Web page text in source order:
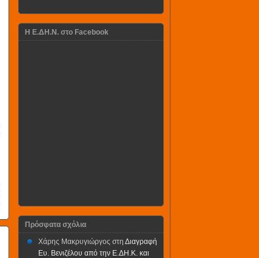
Η Ε.ΔΗ.Ν. στο Facebook
Πρόσφατα σχόλια
Χάρης Μακρυγιώργος στη Διαγραφή
Ευ. Βενιζέλου από την Ε.ΔΗ.Κ. και